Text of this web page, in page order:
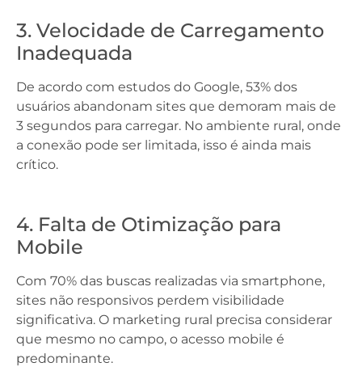
3. Velocidade de Carregamento
Inadequada
De acordo com estudos do Google, 53% dos
usuários abandonam sites que demoram mais de
3 segundos para carregar. No ambiente rural, onde
a conexão pode ser limitada, isso é ainda mais
crítico.
4. Falta de Otimização para
Mobile
Com 70% das buscas realizadas via smartphone,
sites não responsivos perdem visibilidade
significativa. O marketing rural precisa considerar
que mesmo no campo, o acesso mobile é
predominante.